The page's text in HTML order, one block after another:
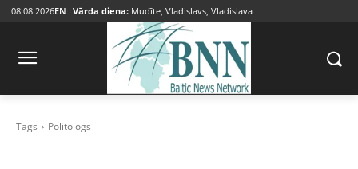
08.08.2026EN Vārda diena: Mudīte, Vladislavs, Vladislava
Tags Politologs